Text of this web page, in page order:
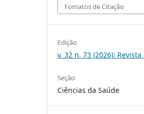
Fomatos de Citação
Edição
v. 32 n. 73 (2026):
Seção
Ciências da Saúde